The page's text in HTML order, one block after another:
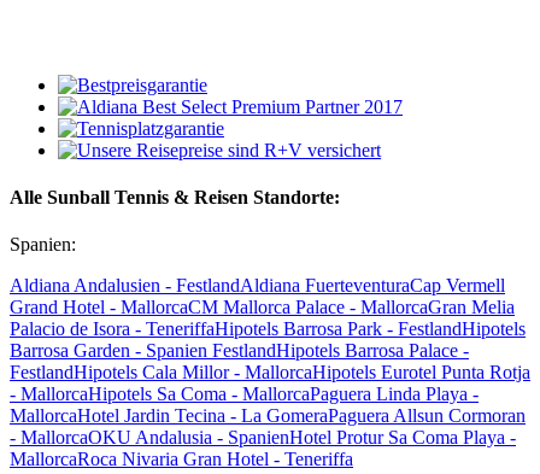
Alle Sunball Tennis & Reisen Standorte:
Spanien:
Aldiana Andalusien - FestlandAldiana FuerteventuraCap Vermell
Grand Hotel - MallorcaCM Mallorca Palace - MallorcaGran Melia
Palacio de Isora - TeneriffaHipotels Barrosa Park - FestlandHipotels
Barrosa Garden - Spanien FestlandHipotels Barrosa Palace -
FestlandHipotels Cala Millor - MallorcaHipotels Eurotel Punta Rotja
- MallorcaHipotels Sa Coma - MallorcaPaguera Linda Playa -
MallorcaHotel Jardin Tecina - La GomeraPaguera Allsun Cormoran
- MallorcaOKU Andalusia - SpanienHotel Protur Sa Coma Playa -
MallorcaRoca Nivaria Gran Hotel - Teneriffa